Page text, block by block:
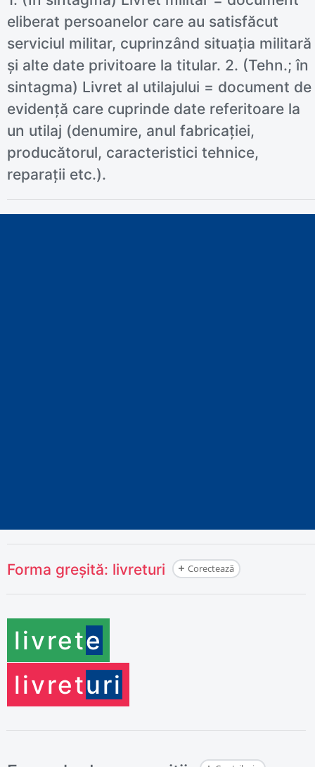
eliberat persoanelor care au satisfăcut
serviciul militar, cuprinzând situația militară
și alte date privitoare la titular. 2. (Tehn.; în
sintagma) Livret al utilajului = document de
evidență care cuprinde date referitoare la
un utilaj (denumire, anul fabricației,
producătorul, caracteristici tehnice,
reparații etc.).
Forma greșită: livreturi Corectează
livrete
livreturi